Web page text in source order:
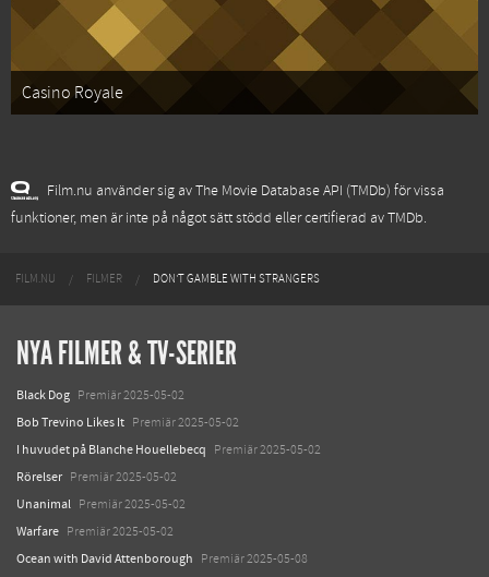
Casino Royale
Film.nu använder sig av The Movie Database API (TMDb) för vissa
funktioner, men är inte på något sätt stödd eller certifierad av TMDb.
FILM.NU FILMER DON'T GAMBLE WITH STRANGERS
NYA FILMER & TV-SERIER
Black Dog Premiär 2025-05-02
Bob Trevino Likes It Premiär 2025-05-02
I huvudet på Blanche Houellebecq Premiär 2025-05-02
Rörelser Premiär 2025-05-02
Unanimal Premiär 2025-05-02
Warfare Premiär 2025-05-02
Ocean with David Attenborough Premiär 2025-05-08